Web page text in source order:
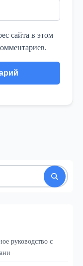
сайта в этом
руководство с